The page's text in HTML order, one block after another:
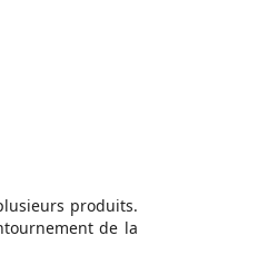
produits.
de la